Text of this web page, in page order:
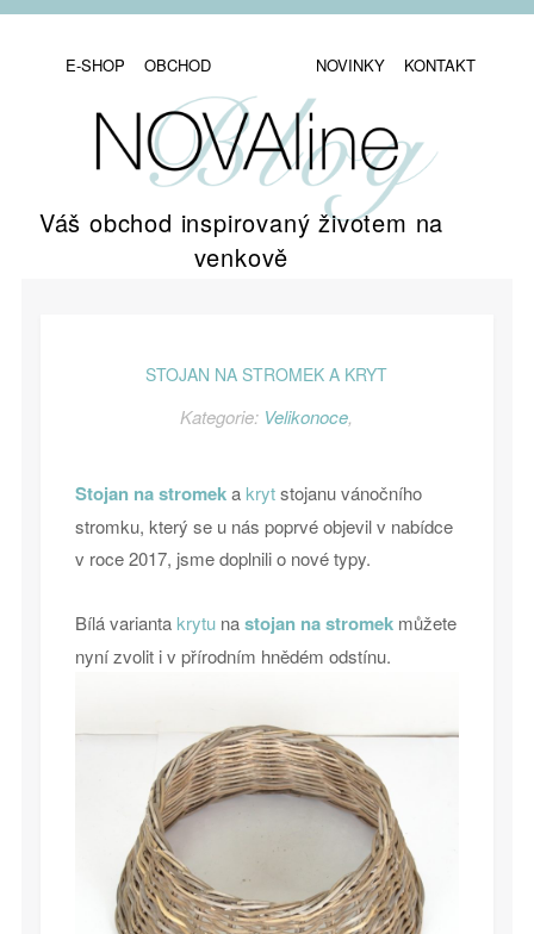
E-SHOP OBCHOD NOVINKY KONTAKT
Váš obchod inspirovaný životem na
venkově
STOJAN NA STROMEK A KRYT
Kategorie: Velikonoce,
Stojan na stromeka krytstojanu vánočního
stromku, který se u nás poprvé objevil v nabídce
v roce 2017, jsme doplnili o nové typy.
Bílá varianta krytunastojan na stromek můžete
nyní zvolit i v přírodním hnědém odstínu.